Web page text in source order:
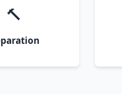
🔨